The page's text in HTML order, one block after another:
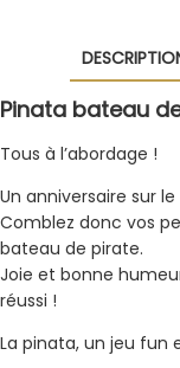
Pinata bateau
Tous à l’abordage !
Un anniversaire sur
Comblez donc vos
bateau de pirate.
Joie et bonne
réussi !
La pinata, un jeu fun